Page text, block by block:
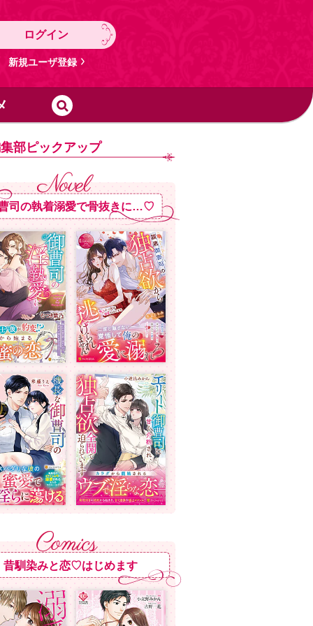
ログイン
新規ユーザ登録
部ピックアップ
司の執着溺愛で骨抜きに…♡
昔馴染みと恋♡はじめます